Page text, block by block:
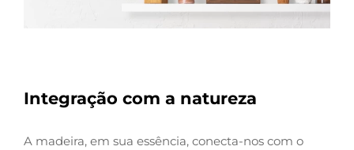
Integração com a natureza
A madeira, em sua essência, conecta-nos com o